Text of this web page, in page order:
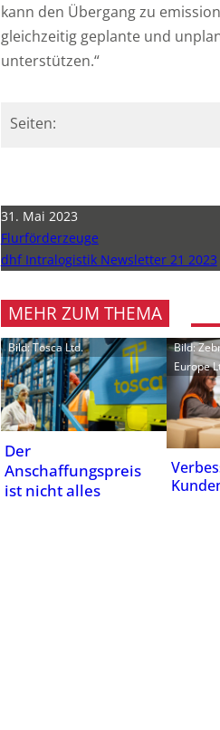
kann den Übergang zu
gleichzeitig geplante und
unterstützen.“
Seiten:
31. Mai 2023
Flurförderzeuge
dhf Intralogistik Newsletter 21 2023
MEHR ZUM THEMA
Bild: Tosca Ltd.
Der
Anschaffungspreis
ist nicht alles
Bild:
Europe